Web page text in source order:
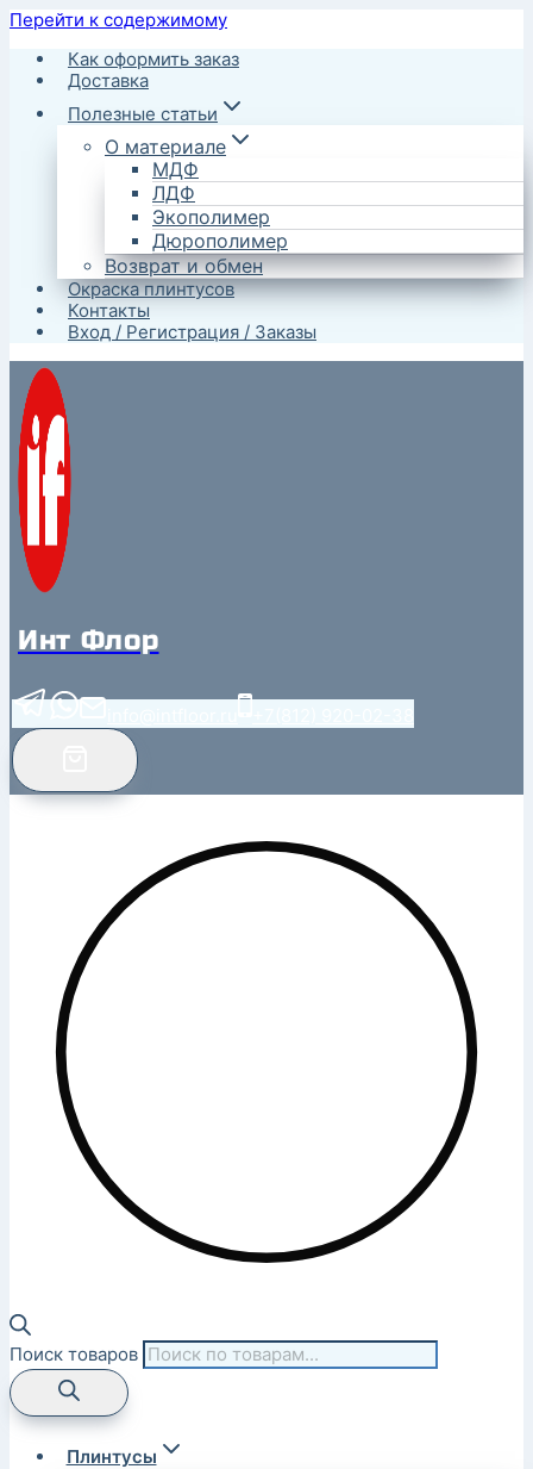
Перейти к содержимому
Как оформить заказ
Доставка
Полезные статьи
О материале
МДФ
ЛДФ
Экополимер
Дюрополимер
Возврат и обмен
Окраска плинтусов
Контакты
Вход / Регистрация / Заказы
Инт Флор
Поиск товаров
Плинтусы